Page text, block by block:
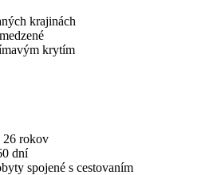
krajinách
krytím
26 rokov
dní
spojené s cestovaním